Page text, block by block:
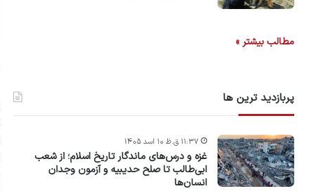
مطالب بیشتر »
پربازدید ترین ها
غزه و درس‌های ماندگار تاریخ اسلام؛ از شعب
ابی‌طالب تا صلح حدیبیه و آزمون وجدان
انسان‌ها
۱۱:۳۷ ق.ظ ۱۰ اسد ۱۴۰۵